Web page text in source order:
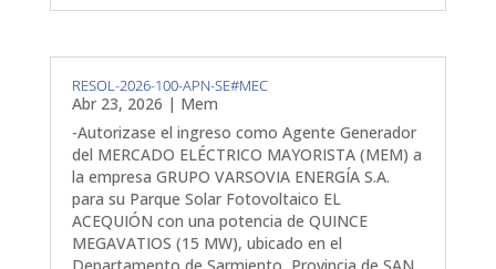
RESOL-2026-100-APN-SE#MEC
Abr 23, 2026 | Mem
-Autorizase el ingreso como Agente Generador
del MERCADO ELÉCTRICO MAYORISTA (MEM) a
la empresa GRUPO VARSOVIA ENERGÍA S.A.
para su Parque Solar Fotovoltaico EL
ACEQUIÓN con una potencia de QUINCE
MEGAVATIOS (15 MW), ubicado en el